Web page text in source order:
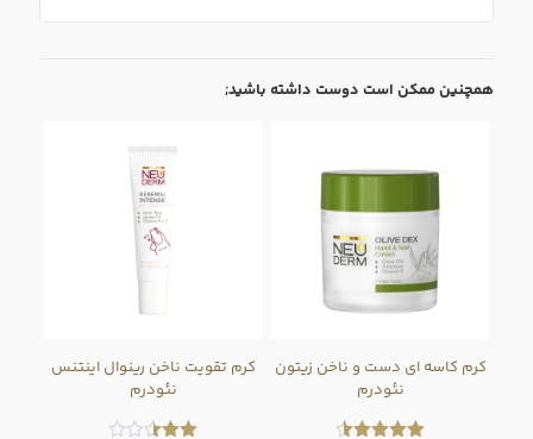
همچنین ممکن است دوست داشته باشید;
کرم کاسه ای دست و ناخن زیتون
نئودرم
کرم تقویت ناخن رینوال اینتنس
نئودرم